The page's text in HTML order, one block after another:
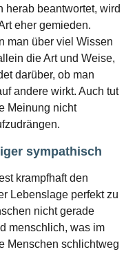
herab beantwortet, wird
eher gemieden.
man über viel Wissen
die Art und Weise,
darüber, ob man
andere wirkt. Auch tut
Meinung nicht
sympathisch
krampfhaft den
Lebenslage perfekt zu
nicht gerade
menschlich, was im
Menschen schlichtweg